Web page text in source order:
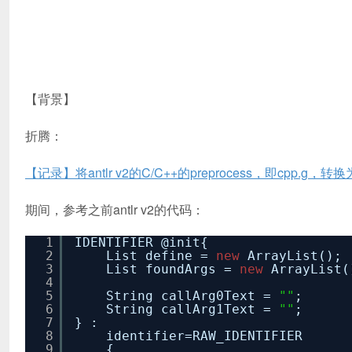
【背景】
折腾：
【记录】将antlr v2的C/C++的preprocess，即cpp.g，转换
期间，参考之前antlr v2的代码：
1
2
3
4
5
6
7
8
IDENTIFIER @init{
List define = new ArrayList();
List foundArgs = new
String callArg0Text =
"" ;
String callArg1Text =
"" ;
} :
identifier=RAW_IDENTIFIER